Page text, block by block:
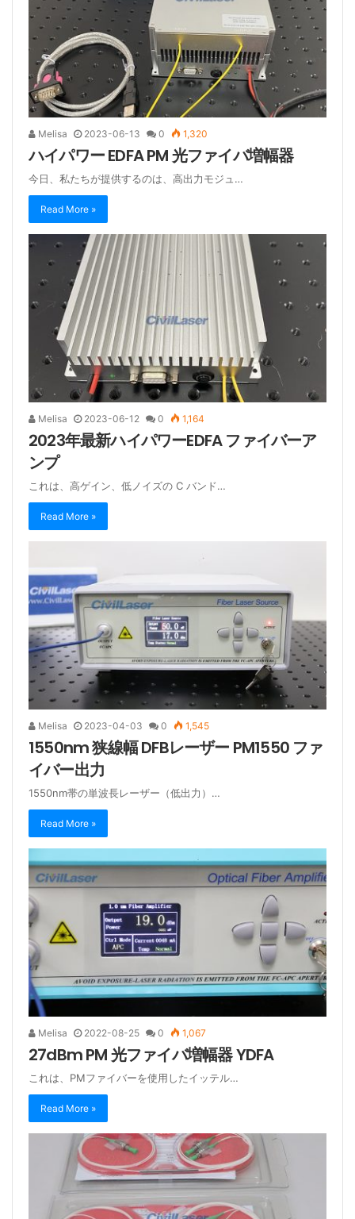
Melisa 2023-06-13 0 1,320
ハイパワー EDFA PM 光ファイバ増幅器
今日、私たちが提供するのは、高出力モジュ…
Read More »
Melisa 2023-06-12 0 1,164
2023年最新ハイパワーEDFA ファイバーア
ンプ
これは、高ゲイン、低ノイズの C バンド…
Read More »
Melisa 2023-04-03 0 1,545
1550nm 狭線幅 DFBレーザー PM1550 ファ
イバー出力
1550nm帯の単波長レーザー（低出力）…
Read More »
Melisa 2022-08-25 0 1,067
27dBm PM 光ファイバ増幅器 YDFA
これは、PMファイバーを使用したイッテル…
Read More »